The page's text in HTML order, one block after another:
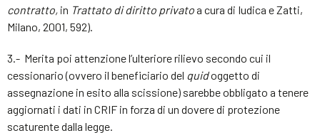
contratto, in Trattato di diritto privatoa cura di Iudica e Zatti,
Milano, 2001, 592).
3.- Merita poi attenzione l’ulteriore rilievo secondo cui il
cessionario (ovvero il beneficiario del quidoggetto di
assegnazione in esito alla scissione) sarebbe obbligato a tenere
aggiornati i dati in CRIF in forza di un dovere di protezione
scaturente dalla legge.